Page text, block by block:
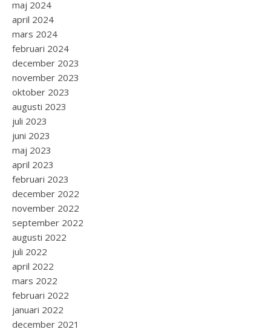
maj 2024
april 2024
mars 2024
februari 2024
december 2023
november 2023
oktober 2023
augusti 2023
juli 2023
juni 2023
maj 2023
april 2023
februari 2023
december 2022
november 2022
september 2022
augusti 2022
juli 2022
april 2022
mars 2022
februari 2022
januari 2022
december 2021